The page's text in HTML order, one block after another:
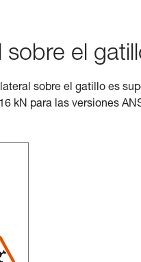
el
sobre el gatillo es
kN para las versiones